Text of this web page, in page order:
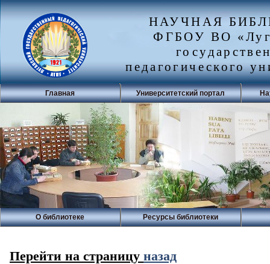
НАУЧНАЯ
ФГБОУ ВО
педагогического
Главная Университетский портал
О библиотеке Ресурсы библиотеки
Перейти на страницу назад